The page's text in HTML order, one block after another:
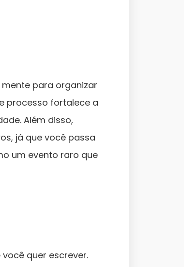
para organizar
processo fortalece a
Além disso,
já que você passa
um evento raro que
quer escrever.